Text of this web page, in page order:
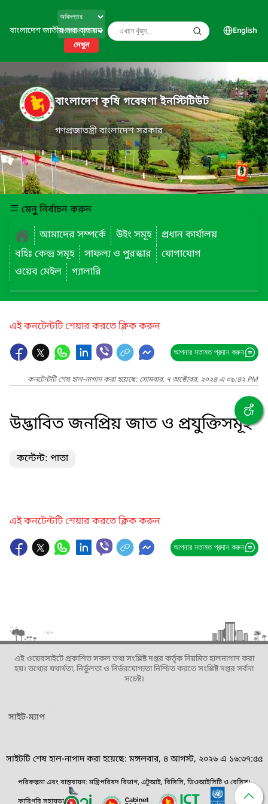
বাংলাদেশ জাতীয় তথ্য বাতায়ন
দেখুন
English
বাংলাদেশ কৃষি গবেষণা ইনস্টিটিউট
গণপ্রজাতন্ত্রী বাংলাদেশ সরকার
মেনু নির্বাচন করুন
আমাদের সম্পর্কে
উইং সমূহ
প্রধান কার্যালয়
বহিঃ কেন্দ্র সমূহ
সাফল্য ও পুরস্কার
যোগাযোগ
ওয়েব মেইল
গ্যালারি
এই কনটেন্টটি শেয়ার করতে ক্লিক করুন
আপনার মতামত প্রদান করুন
কনটেন্টটি শেষ হাল-নাগাদ করা হয়েছে: সোমবার, ৭ অক্টোবর, ২০২৪ এ ০৯:৪২ PM
উদ্ভাবিত জনপ্রিয় জাত ও প্রযুক্তিসমূহ
কন্টেন্ট: পাতা
এই কনটেন্টটি শেয়ার করতে ক্লিক করুন
আপনার মতামত প্রদান করুন
এই ওয়েবসাইটে প্রকাশিত সকল তথ্য সংশ্লিষ্ট দপ্তর কর্তৃক নিয়মিত হালনাগাদ করা
হয়। তথ্যের যথার্থতা, নির্ভুলতা ও নির্ভরযোগ্যতা নিশ্চিত করতে সংশ্লিষ্ট দপ্তর সর্বদা
সচেষ্ট।
সাইট-ম্যাপ
সাইটটি শেষ হাল-নাগাদ করা হয়েছে: মঙ্গলবার, ৪ আগস্ট, ২০২৬ এ ১৬:৩৭:৫৫
পরিকল্পনা এবং বাস্তবায়ন: মন্ত্রিপরিষদ বিভাগ, এটুআই, বিসিসি, ডিওআইসিটি ও বেসিস।
কারিগরি সহায়তা